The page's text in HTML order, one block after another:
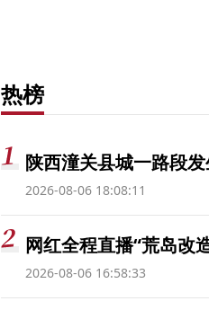
热榜
陕西潼关县城一路段
2026-08-06 18:08:11
网红全程直播“荒岛改
2026-08-06 16:58:33